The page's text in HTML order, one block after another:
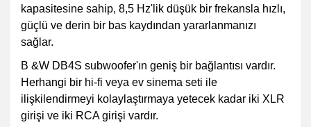
kapasitesine sahip, 8,5 Hz'lik düşük bir frekansla hızlı,
güçlü ve derin bir bas kaydından yararlanmanızı
sağlar.
B &W DB4S subwoofer'ın geniş bir bağlantısı vardır.
Herhangi bir hi-fi veya ev sinema seti ile
ilişkilendirmeyi kolaylaştırmaya yetecek kadar iki XLR
girişi ve iki RCA girişi vardır.